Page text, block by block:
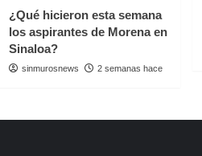
¿Qué hicieron esta semana
los aspirantes de Morena en
Sinaloa?
sinmurosnews 2 semanas hace